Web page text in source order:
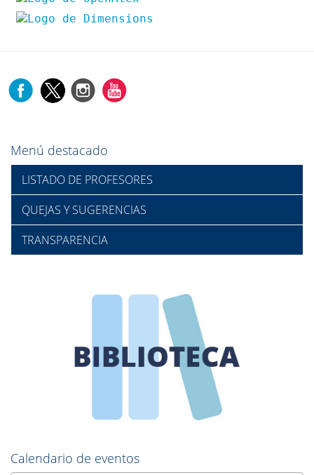
Menú destacado
LISTADO DE PROFESORES
QUEJAS Y SUGERENCIAS
TRANSPARENCIA
Calendario de eventos